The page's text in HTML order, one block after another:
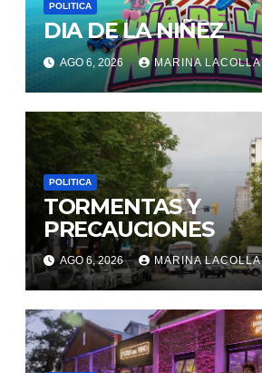
POLITICA
DIA DE LA NIÑEZ
AGO 6, 2026 MARINA LACOLLA
POLITICA
TORMENTAS Y
PRECAUCIONES
AGO 6, 2026 MARINA LACOLLA